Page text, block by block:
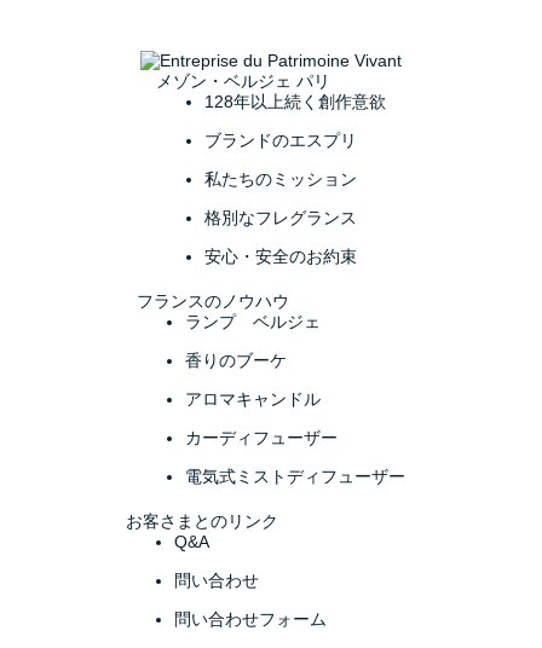
メゾン・ベルジェ パリ
128年以上続く創作意欲
ブランドのエスプリ
私たちのミッション
格別なフレグランス
安心・安全のお約束
フランスのノウハウ
ランプ ベルジェ
香りのブーケ
アロマキャンドル
カーディフューザー
電気式ミストディフューザー
お客さまとのリンク
Q&A
問い合わせ
問い合わせフォーム